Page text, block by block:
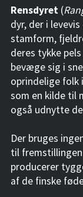
Rensdyret(
dyr, der i
stamform,
deres tykke
bevæge sig i
oprindelige folk
som en kilde til
også udnytte
Der bruges
til
producerer
af de finske